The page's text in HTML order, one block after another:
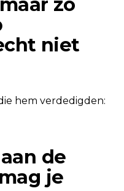
zo
niet
hem verdedigden:
de
je